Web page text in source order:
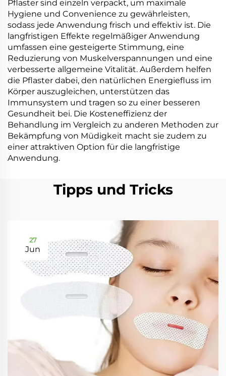
Pflaster sind einzeln verpackt, um maximale
Hygiene und Convenience zu gewährleisten,
sodass jede Anwendung frisch und effektiv ist. Die
langfristigen Effekte regelmäßiger Anwendung
umfassen eine gesteigerte Stimmung, eine
Reduzierung von Muskelverspannungen und eine
verbesserte allgemeine Vitalität. Außerdem helfen
die Pflaster dabei, den natürlichen Energiefluss im
Körper auszugleichen, unterstützen das
Immunsystem und tragen so zu einer besseren
Gesundheit bei. Die Kosteneffizienz der
Behandlung im Vergleich zu anderen Methoden zur
Bekämpfung von Müdigkeit macht sie zudem zu
einer attraktiven Option für die langfristige
Anwendung.
Tipps und Tricks
27
Jun